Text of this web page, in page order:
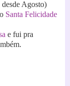
Agosto)
Santa Felicidade
e fui pra